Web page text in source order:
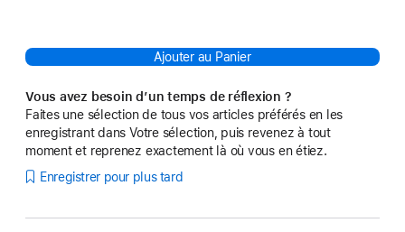
Ajouter au Panier
Vous avez besoin d’un temps de réflexion ?
Faites une sélection de tous vos articles préférés en les
enregistrant dans Votre sélection, puis revenez à tout
moment et reprenez exactement là où vous en étiez.
Enregistrer pour plus tard